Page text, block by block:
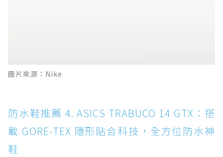
圖片來源：Nike
防水鞋推薦 4. ASICS TRABUCO 14 GTX：搭
載 GORE-TEX 隱形貼合科技，全方位防水神
鞋